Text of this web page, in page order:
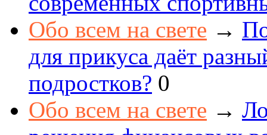
Обо всем на свете →
для прикуса даёт
подростков? 0
Обо всем на свете →